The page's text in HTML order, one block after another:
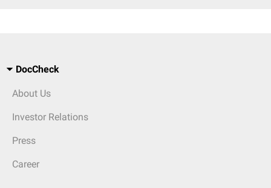
DocCheck
About Us
Investor Relations
Press
Career